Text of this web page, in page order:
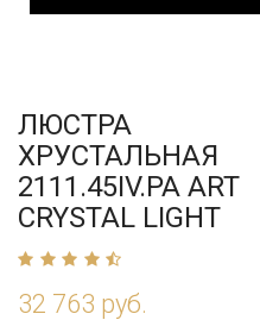
ЛЮСТРА
ХРУСТАЛЬНАЯ
2111.45IV.PA ART
CRYSTAL LIGHT
32 763 руб.